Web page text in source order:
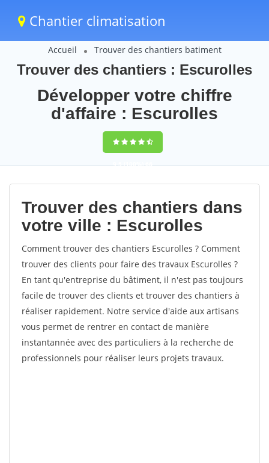
Chantier climatisation
Accueil Trouver des chantiers batiment
Trouver des chantiers : Escurolles
Développer votre chiffre
d'affaire : Escurolles
9,5(100%)66
votes
Trouver des chantiers dans
votre ville : Escurolles
Comment trouver des chantiers Escurolles ? Comment
trouver des clients pour faire des travaux Escurolles ?
En tant qu'entreprise du bâtiment, il n'est pas toujours
facile de trouver des clients et trouver des chantiers à
réaliser rapidement. Notre service d'aide aux artisans
vous permet de rentrer en contact de manière
instantannée avec des particuliers à la recherche de
professionnels pour réaliser leurs projets travaux.